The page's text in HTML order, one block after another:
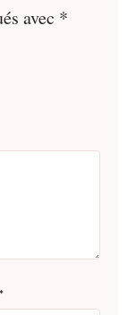
avec *
*